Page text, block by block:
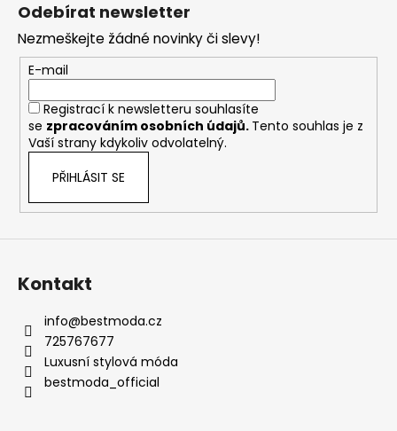
Odebírat newsletter
Nezmeškejte žádné novinky či slevy!
E-mail
Registrací k newsletteru souhlasíte
se zpracováním osobních údajů. Tento souhlas je z
Vaší strany kdykoliv odvolatelný.
PŘIHLÁSIT SE
Kontakt
info@bestmoda.cz
725767677
Luxusní stylová móda
bestmoda_official